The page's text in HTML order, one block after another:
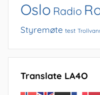
Oslo Radio
Styremøte test
Translate LA4O